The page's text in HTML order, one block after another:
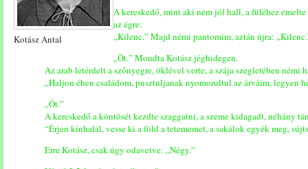
Kotász Antal
A kereskedő, mint aki nem jól hall, a füléhez
az égre:
„Kilenc.” Majd némi pantomim, aztán újra:
„Öt.” Mondta Kotász jéghidegen.
Az arab letérdelt a szőnyegre, öklével verte, a szája szegletében némi
„Haljon éhen családom, pusztuljanak nyomorultul az árváim, legyen
„Öt.”
A kereskedő a köntösét kezdte szaggatni, a szeme kidagadt, néhány
“Érjen kínhalál, vesse ki a föld a tetememet, a sakálok egyék meg,
Erre Kotász, csak úgy odavetve: „Négy.”